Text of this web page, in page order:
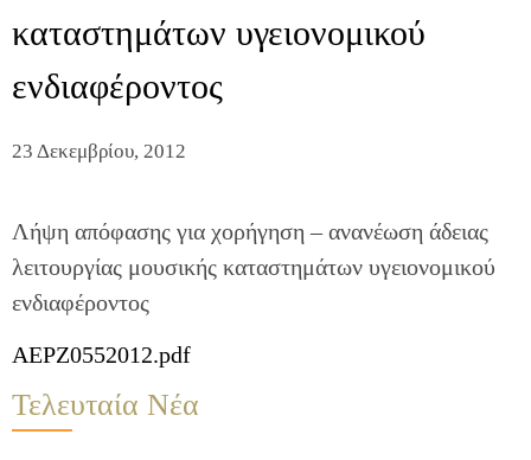
καταστημάτων υγειονομικού
ενδιαφέροντος
23 Δεκεμβρίου, 2012
Λήψη απόφασης για χορήγηση – ανανέωση άδειας
λειτουργίας μουσικής καταστημάτων υγειονομικού
ενδιαφέροντος
AEPZ0552012.pdf
Τελευταία Νέα